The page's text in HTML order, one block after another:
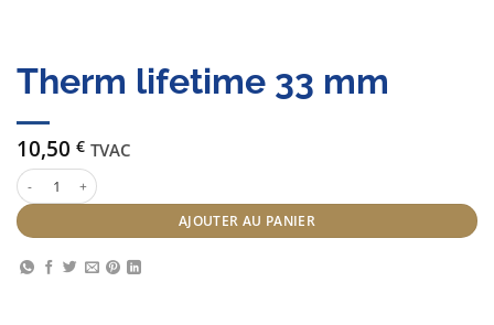
Therm lifetime 33 mm
10,50 € TVAC
quantité de Therm lifetime 33 mm
AJOUTER AU PANIER